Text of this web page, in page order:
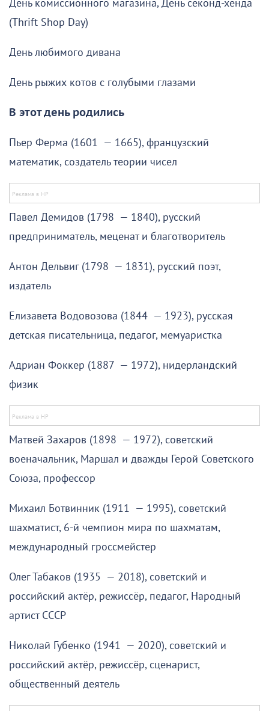
День комиссионного магазина, День секонд-хенда
(Thrift Shop Day)
День любимого дивана
День рыжих котов с голубыми глазами
В этот день родились
Пьер Ферма (1601 — 1665), французский
математик, создатель теории чисел
Павел Демидов (1798 — 1840), русский
предприниматель, меценат и благотворитель
Антон Дельвиг (1798 — 1831), русский поэт,
издатель
Елизавета Водовозова (1844 — 1923), русская
детская писательница, педагог, мемуаристка
Адриан Фоккер (1887 — 1972), нидерландский
физик
Матвей Захаров (1898 — 1972), советский
военачальник, Маршал и дважды Герой Советского
Союза, профессор
Михаил Ботвинник (1911 — 1995), советский
шахматист, 6-й чемпион мира по шахматам,
международный гроссмейстер
Олег Табаков (1935 — 2018), советский и
российский актёр, режиссёр, педагог, Народный
артист СССР
Николай Губенко (1941 — 2020), советский и
российский актёр, режиссёр, сценарист,
общественный деятель